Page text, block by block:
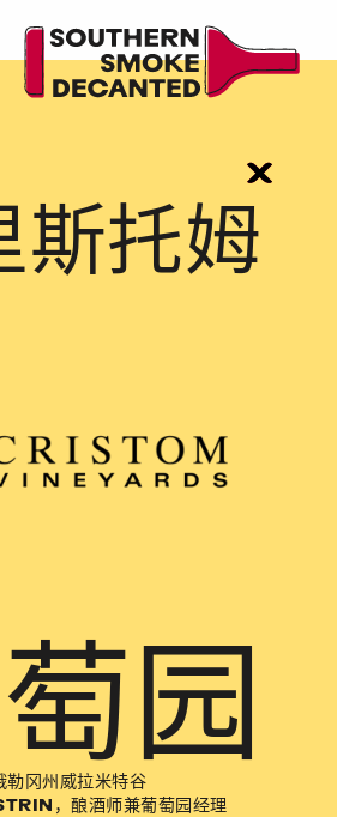
斯托姆
园
勒冈州威拉米特谷
，酿酒师兼葡萄园经理